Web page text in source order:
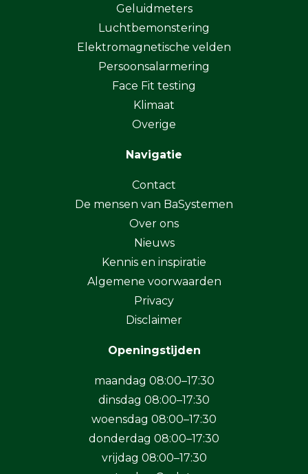
Geluidmeters
Luchtbemonstering
Elektromagnetische velden
Persoonsalarmering
Face Fit testing
Klimaat
Overige
Navigatie
Contact
De mensen van BaSystemen
Over ons
Nieuws
Kennis en inspiratie
Algemene voorwaarden
Privacy
Disclaimer
Openingstijden
maandag 08:00–17:30
dinsdag 08:00–17:30
woensdag 08:00–17:30
donderdag 08:00–17:30
vrijdag 08:00–17:30